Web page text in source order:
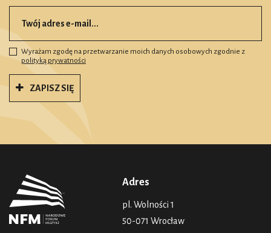
Wyrażam zgodę na przetwarzanie moich danych osobowych zgodnie z
polityką prywatności
ZAPISZ SIĘ
Adres
pl. Wolności 1
50-071 Wrocław